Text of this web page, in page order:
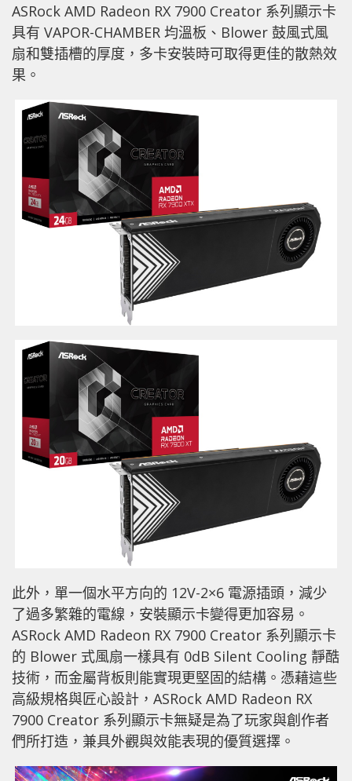
ASRock AMD Radeon RX 7900 Creator 系列顯示卡
具有 VAPOR-CHAMBER 均溫板、Blower 鼓風式風
扇和雙插槽的厚度，多卡安裝時可取得更佳的散熱效
果。
此外，單一個水平方向的 12V-2×6 電源插頭，減少
了過多繁雜的電線，安裝顯示卡變得更加容易。
ASRock AMD Radeon RX 7900 Creator 系列顯示卡
的 Blower 式風扇一樣具有 0dB Silent Cooling 靜酷
技術，而金屬背板則能實現更堅固的結構。憑藉這些
高級規格與匠心設計，ASRock AMD Radeon RX
7900 Creator 系列顯示卡無疑是為了玩家與創作者
們所打造，兼具外觀與效能表現的優質選擇。